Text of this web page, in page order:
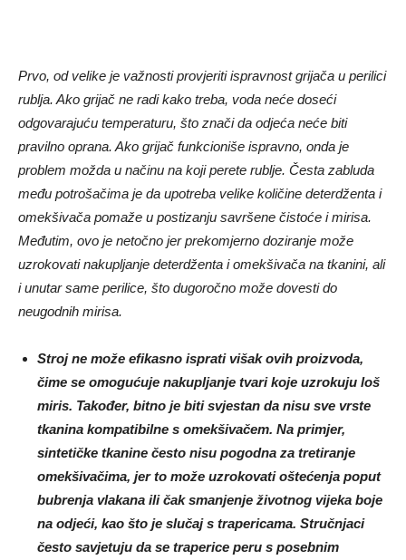
Prvo, od velike je važnosti provjeriti ispravnost grijača u perilici
rublja. Ako grijač ne radi kako treba, voda neće doseći
odgovarajuću temperaturu, što znači da odjeća neće biti
pravilno oprana. Ako grijač funkcioniše ispravno, onda je
problem možda u načinu na koji perete rublje. Česta zabluda
među potrošačima je da upotreba velike količine deterdženta i
omekšivača pomaže u postizanju savršene čistoće i mirisa.
Međutim, ovo je netočno jer prekomjerno doziranje može
uzrokovati nakupljanje deterdženta i omekšivača na tkanini, ali
i unutar same perilice, što dugoročno može dovesti do
neugodnih mirisa.
Stroj ne može efikasno isprati višak ovih proizvoda,
čime se omogućuje nakupljanje tvari koje uzrokuju loš
miris. Također, bitno je biti svjestan da nisu sve vrste
tkanina kompatibilne s omekšivačem. Na primjer,
sintetičke tkanine često nisu pogodna za tretiranje
omekšivačima, jer to može uzrokovati oštećenja poput
bubrenja vlakana ili čak smanjenje životnog vijeka boje
na odjeći, kao što je slučaj s trapericama. Stručnjaci
često savjetuju da se traperice peru s posebnim